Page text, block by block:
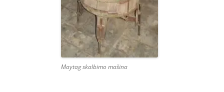
Maytag skalbimo mašina